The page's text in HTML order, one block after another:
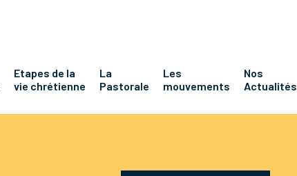
Etapes de la
vie chrétienne
La
Pastorale
Les
mouvements
Nos
Actualités